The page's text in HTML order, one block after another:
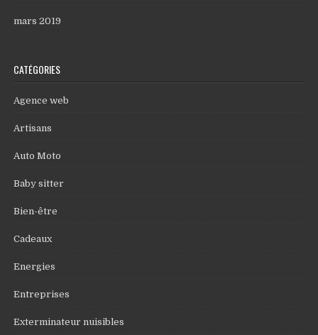
mars 2019
CATÉGORIES
Agence web
Artisans
Auto Moto
Baby sitter
Bien-être
Cadeaux
Energies
Entreprises
Exterminateur nuisibles